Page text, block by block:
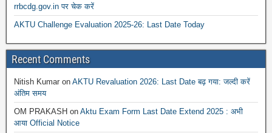
rrbcdg.gov.in पर चेक करें
AKTU Challenge Evaluation 2025-26: Last Date Today
Recent Comments
Nitish Kumar on AKTU Revaluation 2026: Last Date बढ़ गया: जल्दी करें
अंतिम समय
OM PRAKASH on Aktu Exam Form Last Date Extend 2025 : अभी
आया Official Notice